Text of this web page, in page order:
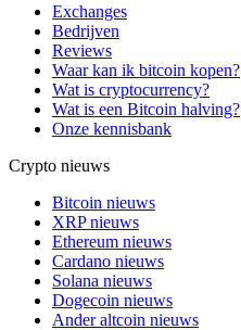
Exchanges
Bedrijven
Reviews
Waar kan ik bitcoin kopen?
Wat is cryptocurrency?
Wat is een Bitcoin halving?
Onze kennisbank
Crypto nieuws
Bitcoin nieuws
XRP nieuws
Ethereum nieuws
Cardano nieuws
Solana nieuws
Dogecoin nieuws
Ander altcoin nieuws